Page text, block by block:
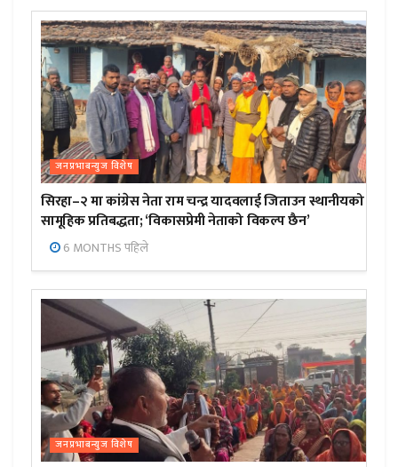
जनप्रभाबन्युज विशेष
सिरहा–२ मा कांग्रेस नेता राम चन्द्र यादवलाई जिताउन स्थानीयको
सामूहिक प्रतिबद्धता; ‘विकासप्रेमी नेताको विकल्प छैन’
6 MONTHS पहिले
जनप्रभाबन्युज विशेष